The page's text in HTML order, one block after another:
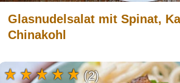
Glasnudelsalat mit Spinat,
Chinakohl
(2)